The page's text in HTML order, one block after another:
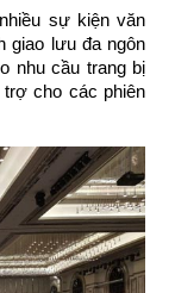
sự kiện văn
giao lưu đa ngôn
nhu cầu trang bị
trợ cho các phiên